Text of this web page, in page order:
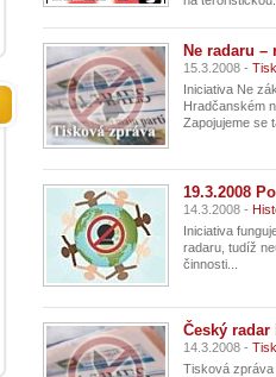
Ne radaru
15.3.2008 -
Iniciativa Ne
Hradčanském
Zapojujeme se
19.3.2008
14.3.2008 -
Iniciativa
radaru, tudíž
činnosti...
Český
14.3.2008 -
Tisková zpráva